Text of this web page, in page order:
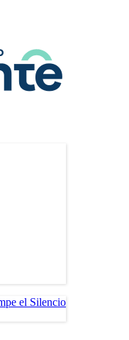
el Silencio